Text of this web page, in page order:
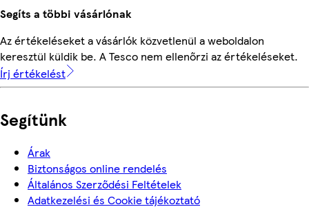
Segíts a többi vásárlónak
Az értékeléseket a vásárlók közvetlenül a weboldalon
keresztül küldik be. A Tesco nem ellenőrzi az értékeléseket.
Írj értékelést
Segítünk
Árak
Biztonságos online rendelés
Általános Szerződési Feltételek
Adatkezelési és Cookie tájékoztató